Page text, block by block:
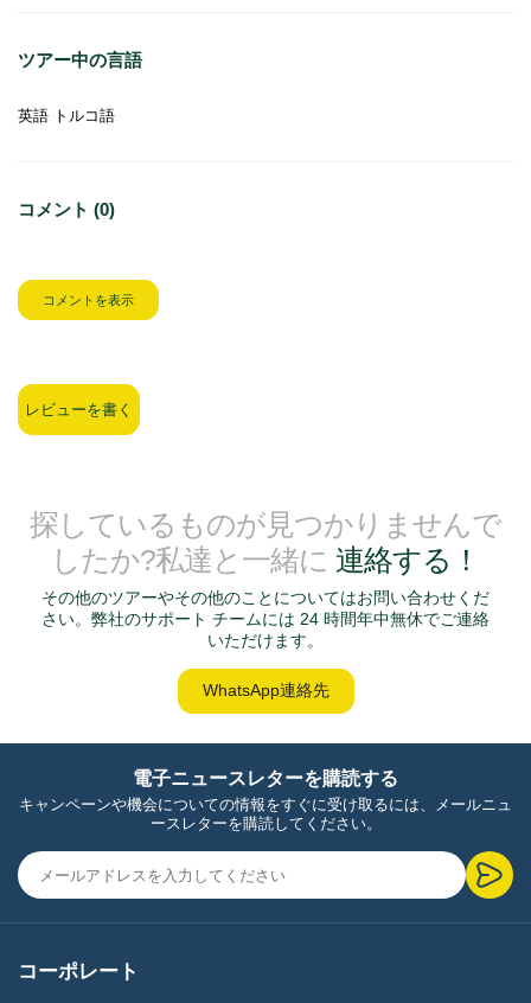
ツアー中の言語
英語 トルコ語
コメント (0)
コメントを表示
レビューを書く
探しているものが見つかりませんで
したか?私達と一緒に 連絡する！
その他のツアーやその他のことについてはお問い合わせくだ
さい。弊社のサポート チームには 24 時間年中無休でご連絡
いただけます。
WhatsApp連絡先
電子ニュースレターを購読する
キャンペーンや機会についての情報をすぐに受け取るには、メールニュ
ースレターを購読してください。
コーポレート